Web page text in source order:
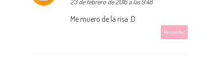
23 de febrero de 2016 a las 9:48
Me muero de la risa :D
Responder